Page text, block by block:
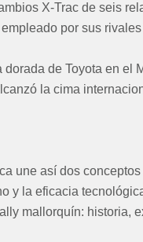
X-Trac de seis
por sus
de Toyota en el
la cima
une así dos
y la eficacia
mallorquín: historia,